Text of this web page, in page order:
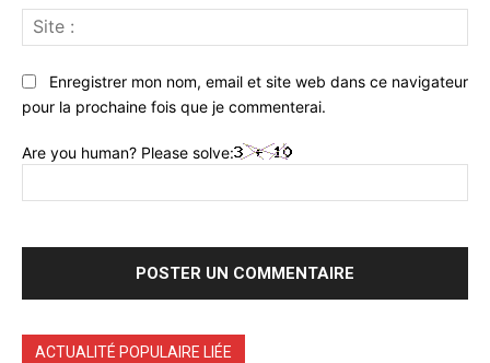
:
Enregistrer mon nom, email et site web dans ce navigateur
pour la prochaine fois que je commenterai.
Are you human? Please solve:
ACTUALITÉ POPULAIRE LIÉE